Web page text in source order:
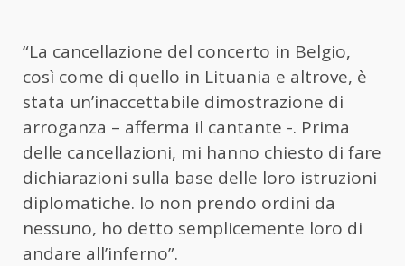
“La cancellazione del concerto in Belgio,
così come di quello in Lituania e altrove, è
stata un’inaccettabile dimostrazione di
arroganza – afferma il cantante -. Prima
delle cancellazioni, mi hanno chiesto di fare
dichiarazioni sulla base delle loro istruzioni
diplomatiche. Io non prendo ordini da
nessuno, ho detto semplicemente loro di
andare all’inferno”.